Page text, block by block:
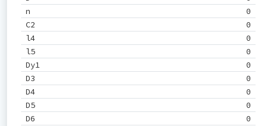
n
0
C2
0
l4
0
l5
0
Dу1
0
D3
0
D4
0
D5
0
D6
0